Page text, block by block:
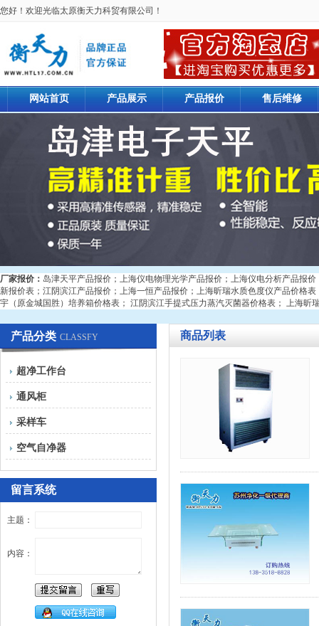
您好！欢迎光临太原衡天力科贸有限公司！
网站首页 产品展示 产品报价 售后维修
厂家报价： 岛津天平产品报价 ； 上海仪电物理光学产品报价 ； 上海仪电分析产品报价
新报价表 ； 江阴滨江产品报价 ； 上海一恒产品报价 ； 上海昕瑞水质色度仪产品价格表
宇（原金城国胜）培养箱价格表 ； 江阴滨江手提式压力蒸汽灭菌器价格表 ； 上海昕
产品分类 CLASSFY
超净工作台
通风柜
采样车
空气自净器
留言系统
主题：
内容：
商品列表